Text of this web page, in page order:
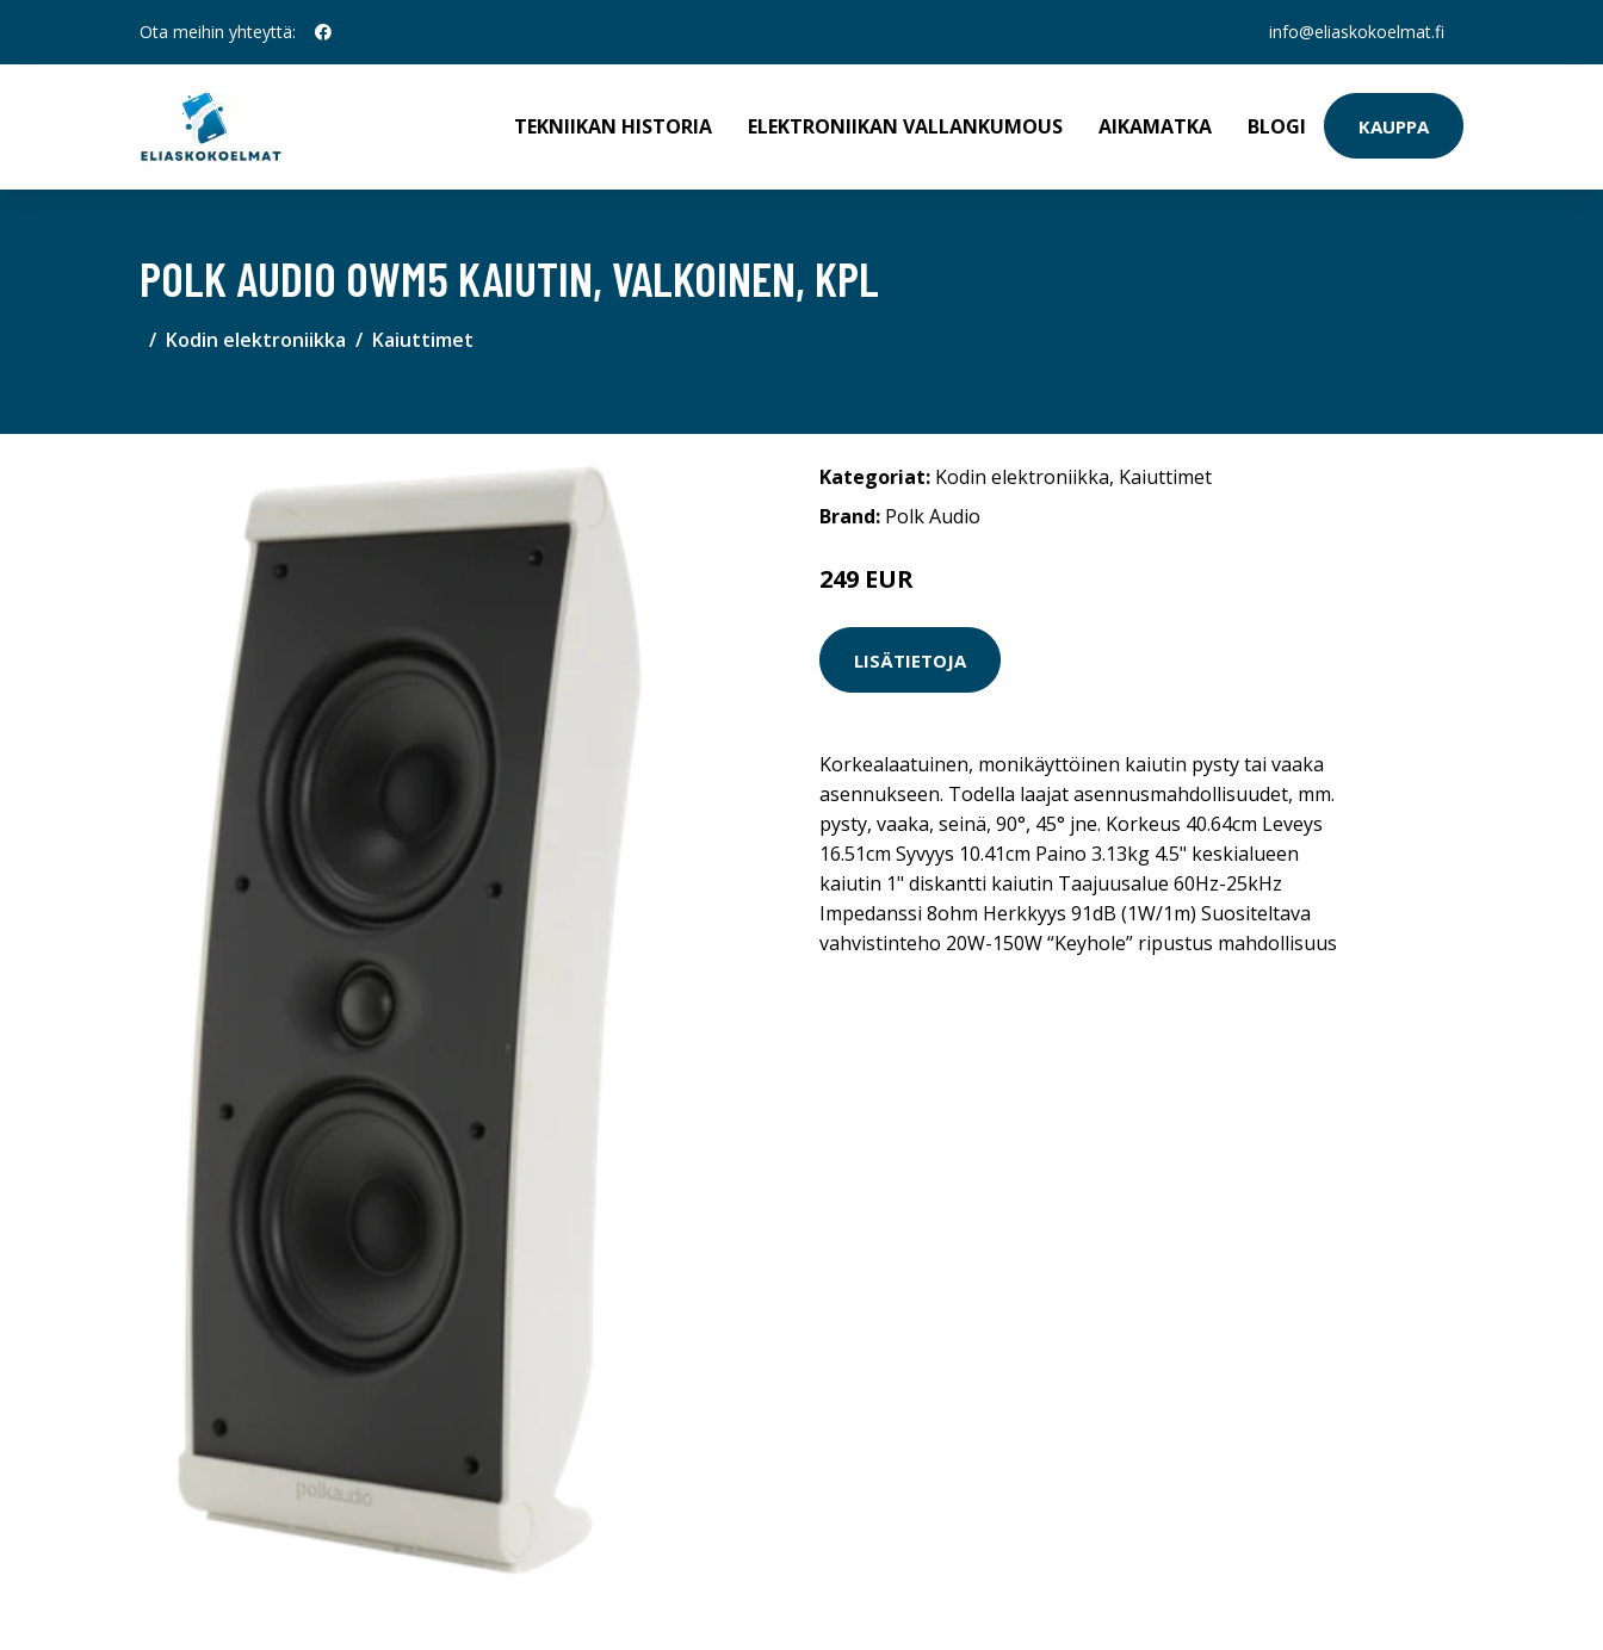
Ota meihin yhteyttä: info@eliaskokoelmat.fi
TEKNIIKAN HISTORIA ELEKTRONIIKAN VALLANKUMOUS AIKAMATKA BLOGI KAUPPA
POLK AUDIO OWM5 KAIUTIN, VALKOINEN, KPL
Kodin elektroniikka Kaiuttimet
Kategoriat: Kodin elektroniikka, Kaiuttimet
Brand: Polk Audio
249 EUR
LISÄTIETOJA
Korkealaatuinen, monikäyttöinen kaiutin pysty tai vaaka
asennukseen. Todella laajat asennusmahdollisuudet, mm.
pysty, vaaka, seinä, 90°, 45° jne. Korkeus 40.64cm Leveys
16.51cm Syvyys 10.41cm Paino 3.13kg 4.5" keskialueen
kaiutin 1" diskantti kaiutin Taajuusalue 60Hz-25kHz
Impedanssi 8ohm Herkkyys 91dB (1W/1m) Suositeltava
vahvistinteho 20W-150W “Keyhole” ripustus mahdollisuus